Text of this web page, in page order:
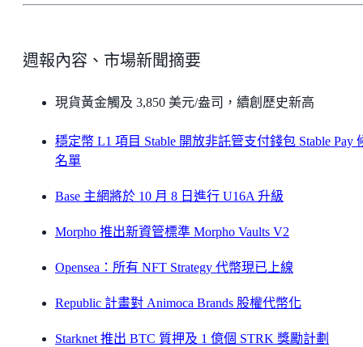
週報內容、市場新聞摘要
現貨黃金觸及 3,850 美元/盎司，續創歷史新高
穩定幣 L1 項目 Stable 開放非託管支付錢包 Stable Pay
名單
Base 主網將於 10 月 8 日進行 U16A 升級
Morpho 推出新資管標準 Morpho Vaults V2
Opensea：所有 NFT Strategy 代幣現已上線
Republic 計畫對 Animoca Brands 股權代幣化
Starknet 推出 BTC 質押及 1 億個 STRK 獎勵計劃